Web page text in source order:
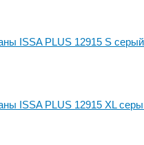
ISSA PLUS 12915 S серый
ISSA PLUS 12915 XL